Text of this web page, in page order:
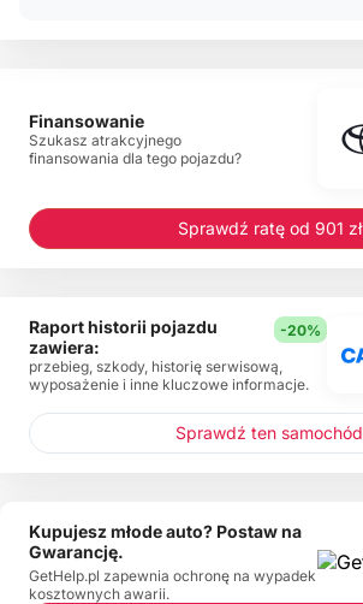
Finansowanie
Szukasz atrakcyjnego
finansowania dla tego pojazdu?
Sprawdź ratę od 901 zł
Raport historii pojazdu
zawiera:
-20%
przebieg, szkody, historię serwisową,
wyposażenie i inne kluczowe informacje.
Sprawdź ten samochód
Kupujesz młode auto? Postaw na
Gwarancję.
GetHelp.pl zapewnia ochronę na wypadek
kosztownych awarii.